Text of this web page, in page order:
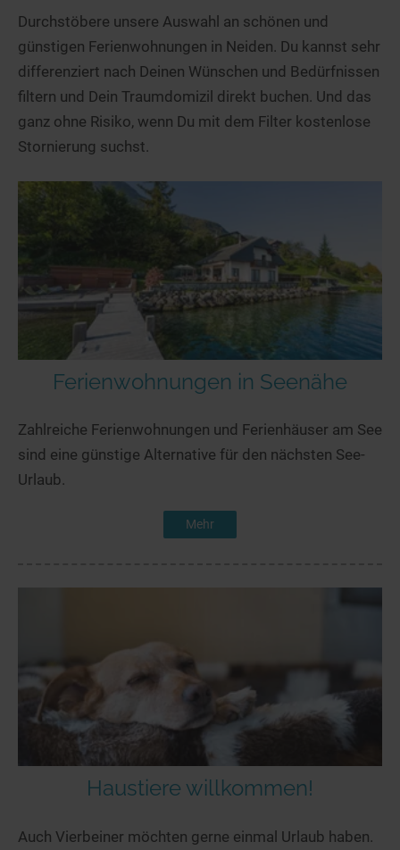
Durchstöbere unsere Auswahl an schönen und
günstigen Ferienwohnungen in Neiden. Du kannst sehr
differenziert nach Deinen Wünschen und Bedürfnissen
filtern und Dein Traumdomizil direkt buchen. Und das
ganz ohne Risiko, wenn Du mit dem Filter kostenlose
Stornierung suchst.
Ferienwohnungen in Seenähe
Zahlreiche Ferienwohnungen und Ferienhäuser am See
sind eine günstige Alternative für den nächsten See-
Urlaub.
Mehr
Haustiere willkommen!
Auch Vierbeiner möchten gerne einmal Urlaub haben.